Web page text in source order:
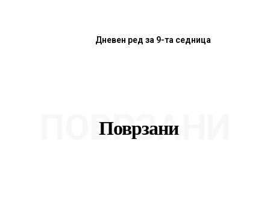
Дневен ред за 9-та седница
Поврзани
ПОВРЗАНИ